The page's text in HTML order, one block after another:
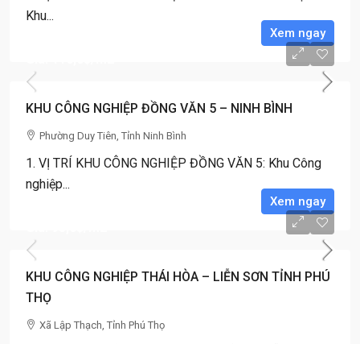
Khu...
Xem ngay
KHU CÔNG NGHIỆP ĐỒNG VĂN 5 – NINH BÌNH
Phường Duy Tiên, Tỉnh Ninh Bình
1. VỊ TRÍ KHU CÔNG NGHIỆP ĐỒNG VĂN 5: Khu Công
nghiệp...
Xem ngay
KHU CÔNG NGHIỆP THÁI HÒA – LIỄN SƠN TỈNH PHÚ
THỌ
Xã Lập Thạch, Tỉnh Phú Thọ